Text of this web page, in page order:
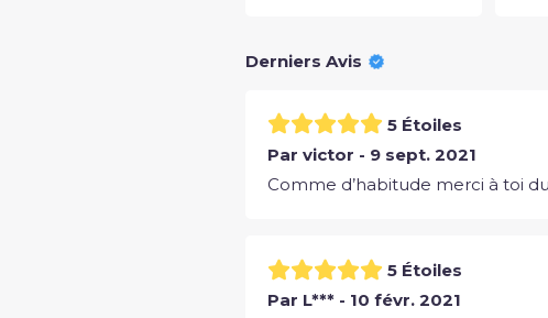
Derniers Avis
5 Étoiles
Par victor - 9 sept. 2021
Comme d’habitude merci à toi
5 Étoiles
Par L*** - 10 févr. 2021